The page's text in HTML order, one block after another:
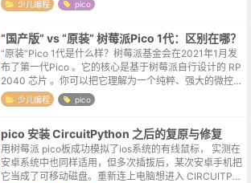
少儿编程 pico
“国产版” vs “原装” 树莓派Pico 1代：区别在哪？
“原装”Pico 1代是什么样？树莓派基金会在2021年1月发
布了第一代Pico 。它的核心是基于树莓派自行设计的 RP
2040 芯片 。你可以把它理解为一个纯粹、强大的微控制
器核心，专注于提供高性能的输入输出控制 。其核心规
格如下：...
少儿编程 pico
pico 安装 CircuitPython 之后的复原与修复
用树莓派 pico板成功模拟了ios系统的有线鼠标， 实测在
安卓系统中也同样适用，但多次插拔后，某次安卓手机把
它当成了可移动磁盘。重新连上电脑想进入 CIRCUITPY